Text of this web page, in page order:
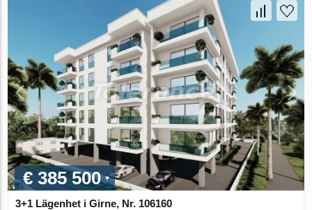
€ 385 500
3+1 Lägenhet i Girne, Nr. 106160